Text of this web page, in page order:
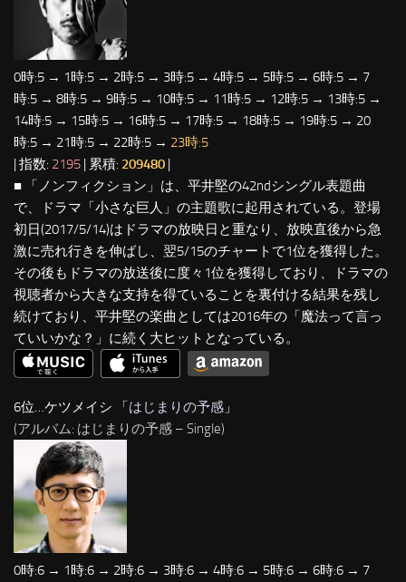
0時:5 → 1時:5 → 2時:5 → 3時:5 → 4時:5 → 5時:5 → 6時:5 → 7
時:5 → 8時:5 → 9時:5 → 10時:5 → 11時:5 → 12時:5 → 13時:5 →
14時:5 → 15時:5 → 16時:5 → 17時:5 → 18時:5 → 19時:5 → 20
時:5 → 21時:5 → 22時:5 → 23時:5
| 指数: 2195 | 累積: 209480 |
■ 「ノンフィクション」は、平井堅の42ndシングル表題曲
で、ドラマ「小さな巨人」の主題歌に起用されている。登場
初日(2017/5/14)はドラマの放映日と重なり、放映直後から急
激に売れ行きを伸ばし、翌5/15のチャートで1位を獲得した。
その後もドラマの放送後に度々1位を獲得しており、ドラマの
視聴者から大きな支持を得ていることを裏付ける結果を残し
続けており、平井堅の楽曲としては2016年の「魔法って言っ
ていいかな？」に続く大ヒットとなっている。
6位…ケツメイシ 「はじまりの予感 」
(アルバム: はじまりの予感 – Single)
0時:6 → 1時:6 → 2時:6 → 3時:6 → 4時:6 → 5時:6 → 6時:6 → 7